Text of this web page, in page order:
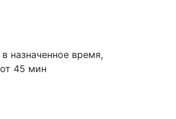
назначенное время,
45 мин